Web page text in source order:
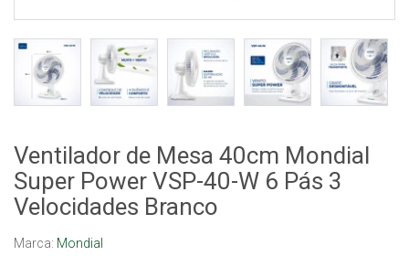
Ventilador de Mesa 40cm Mondial
Super Power VSP-40-W 6 Pás 3
Velocidades Branco
Marca: Mondial